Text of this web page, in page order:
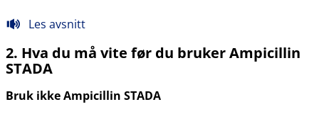
Les avsnitt
2. Hva du må vite før du bruker Ampicillin
STADA
Bruk ikke Ampicillin STADA